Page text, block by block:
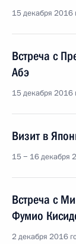
15 декабря 2016
Встреча с
Абэ
15 декабря 2016
Визит в
15 − 16 декабря
Встреча с
Фумио
2 декабря 2016